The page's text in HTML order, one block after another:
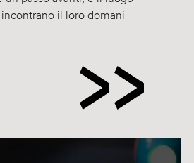
il loro domani